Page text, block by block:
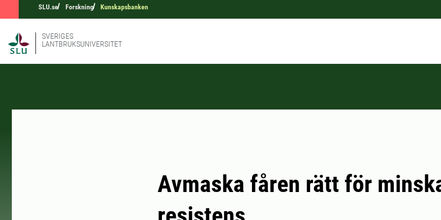
SLU.se Forskning Kunskapsbanken
SVERIGES
LANTBRUKSUNIVERSITET
Avmaska fåren rätt för